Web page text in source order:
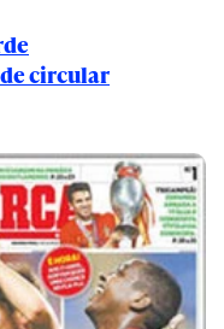
circular